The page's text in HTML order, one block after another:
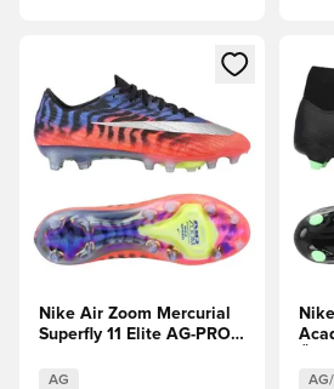
Odpre Modal za prijavo ali vpis kot
Nike Air Zoom Mercurial
Superfly 11 Elite AG-PRO
Modro/rdeča/Srebrna
AG